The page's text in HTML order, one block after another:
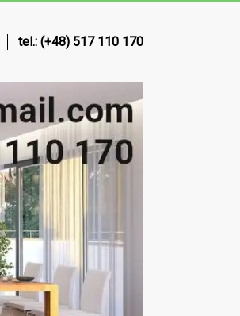
tel.: (+48) 517 110 170